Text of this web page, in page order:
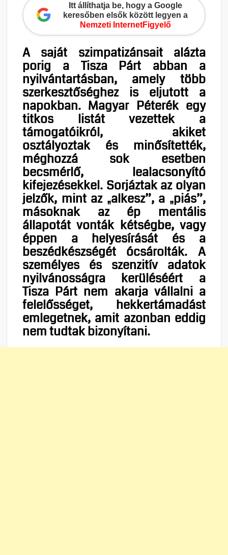
Itt állíthatja be, hogy a Google
keresőben elsők között legyen a
Nemzeti InternetFigyelő
A saját szimpatizánsait alázta
porig a Tisza Párt abban a
nyilvántartásban, amely több
szerkesztőséghez is eljutott a
napokban. Magyar Péterék egy
titkos listát vezettek a
támogatóikról, akiket
osztályoztak és minősítették,
méghozzá sok esetben
becsmérlő, lealacsonyító
kifejezésekkel. Sorjáztak az olyan
jelzők, mint az „alkesz”, a „piás”,
másoknak az ép mentális
állapotát vonták kétségbe, vagy
éppen a helyesírását és a
beszédkészségét ócsárolták. A
személyes és szenzitív adatok
nyilvánosságra kerüléséért a
Tisza Párt nem akarja vállalni a
felelősséget, hekkertámadást
emlegetnek, amit azonban eddig
nem tudtak bizonyítani.